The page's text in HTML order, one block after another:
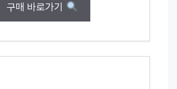
구매 바로가기